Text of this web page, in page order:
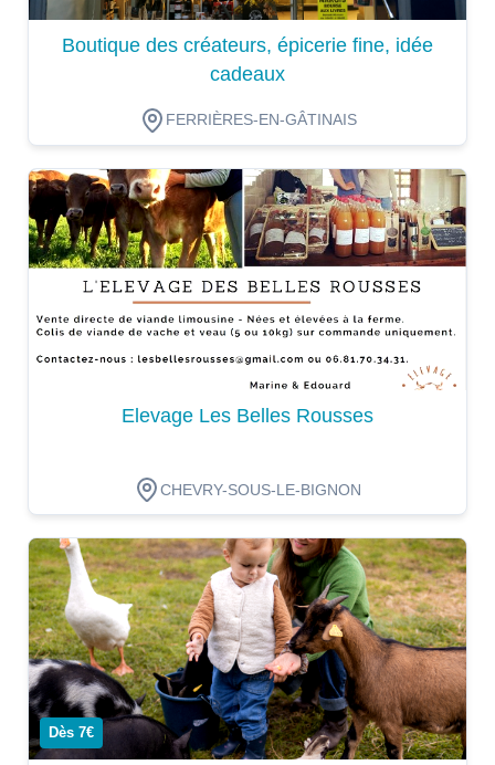
Boutique des créateurs, épicerie fine, idée
cadeaux
FERRIÈRES-EN-GÂTINAIS
Dégustation
Elevage Les Belles Rousses
CHEVRY-SOUS-LE-BIGNON
Dégustation
Dès 7€